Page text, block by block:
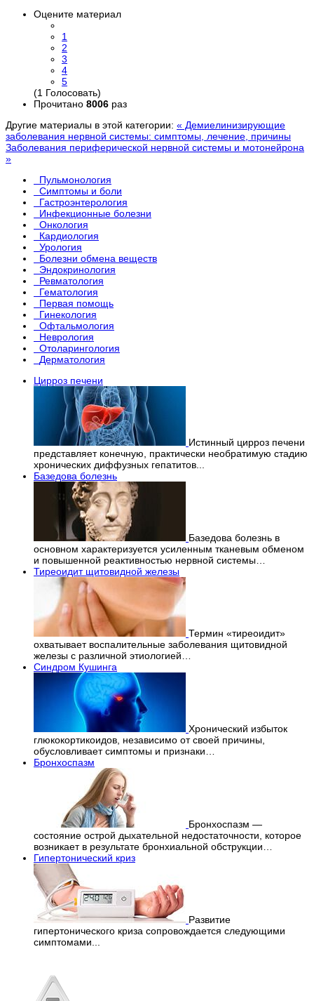
Оцените материал
1
2
3
4
5
(1 Голосовать)
Прочитано 8006 раз
Другие материалы в этой категории: « Демиелинизирующие
заболевания нервной системы: симптомы, лечение, причины
Заболевания периферической нервной системы и мотонейрона
»
Пульмонология
Симптомы и боли
Гастроэнтерология
Инфекционные болезни
Онкология
Кардиология
Урология
Болезни обмена веществ
Эндокринология
Ревматология
Гематология
Первая помощь
Гинекология
Офтальмология
Неврология
Отоларингология
Дерматология
Цирроз печени
Истинный цирроз печени
представляет конечную, практически необратимую стадию
хронических диффузных гепатитов...
Базедова болезнь
Базедова болезнь в
основном характеризуется усиленным тканевым обменом
и повышенной реактивностью нервной системы…
Тиреоидит щитовидной железы
Термин «тиреоидит»
охватывает воспалительные заболевания щитовидной
железы с различной этиологией…
Синдром Кушинга
Хронический избыток
глюкокортикоидов, независимо от своей причины,
обусловливает симптомы и признаки…
Бронхоспазм
Бронхоспазм —
состояние острой дыхательной недостаточности, которое
возникает в результате бронхиальной обструкции…
Гипертонический криз
Развитие
гипертонического криза сопровождается следующими
симптомами...